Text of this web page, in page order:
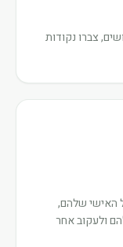
צברו נקודות
האישי שלהם,
ולעקוב אחר